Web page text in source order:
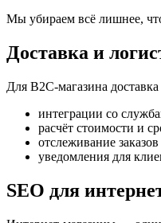
Мы убираем всё лишнее,
Доставка и
Для B2C-магазина
интеграции со
расчёт стоимости и
отслеживание заказов
уведомления для
SEO для